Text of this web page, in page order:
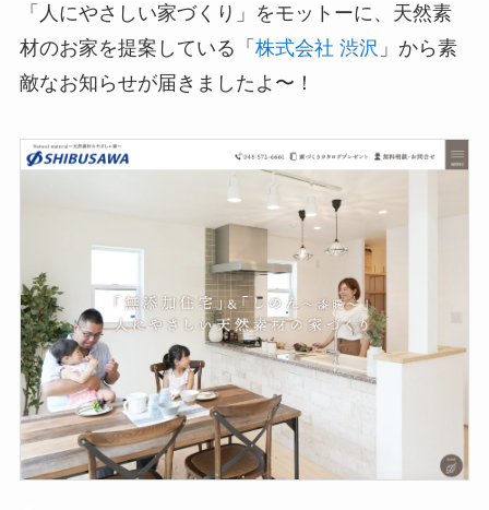
「人にやさしい家づくり」をモットーに、天然素
材のお家を提案している「 株式会社 渋沢 」から素
敵なお知らせが届きましたよ〜！